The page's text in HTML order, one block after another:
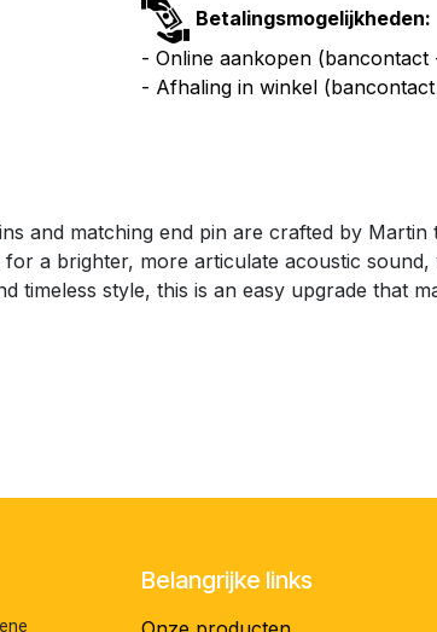
Betalingsmogelijkheden:
- Online aankopen
- Afhaling in winkel
and matching end pin are crafted by
a brighter, more articulate acoustic
style, this is an easy upgrade that
Belangrijke links